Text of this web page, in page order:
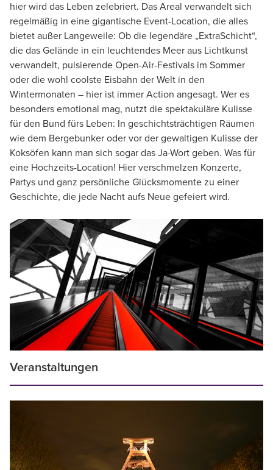
hier wird das Leben zelebriert. Das Areal verwandelt sich
regelmäßig in eine gigantische Event-Location, die alles
bietet außer Langeweile: Ob die legendäre „ExtraSchicht“,
die das Gelände in ein leuchtendes Meer aus Lichtkunst
verwandelt, pulsierende Open-Air-Festivals im Sommer
oder die wohl coolste Eisbahn der Welt in den
Wintermonaten – hier ist immer Action angesagt. Wer es
besonders emotional mag, nutzt die spektakuläre Kulisse
für den Bund fürs Leben: In geschichtsträchtigen Räumen
wie dem Bergebunker oder vor der gewaltigen Kulisse der
Koksöfen kann man sich sogar das Ja-Wort geben. Was für
eine Hochzeits-Location! Hier verschmelzen Konzerte,
Partys und ganz persönliche Glücksmomente zu einer
Geschichte, die jede Nacht aufs Neue gefeiert wird.
Veranstaltungen